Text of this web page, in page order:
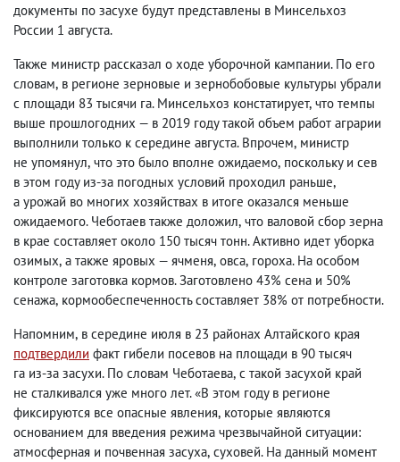
документы по засухе будут представлены в Минсельхоз
России 1 августа.
Также министр рассказал о ходе уборочной кампании. По его
словам, в регионе зерновые и зернобобовые культуры убрали
с площади 83 тысячи га. Минсельхоз констатирует, что темпы
выше прошлогодних — в 2019 году такой объем работ аграрии
выполнили только к середине августа. Впрочем, министр
не упомянул, что это было вполне ожидаемо, поскольку и сев
в этом году из-за погодных условий проходил раньше,
а урожай во многих хозяйствах в итоге оказался меньше
ожидаемого. Чеботаев также доложил, что валовой сбор зерна
в крае составляет около 150 тысяч тонн. Активно идет уборка
озимых, а также яровых — ячменя, овса, гороха. На особом
контроле заготовка кормов. Заготовлено 43% сена и 50%
сенажа, кормообеспеченность составляет 38% от потребности.
Напомним, в середине июля в 23 районах Алтайского края
подтвердили факт гибели посевов на площади в 90 тысяч
га из-за засухи. По словам Чеботаева, с такой засухой край
не сталкивался уже много лет. «В этом году в регионе
фиксируются все опасные явления, которые являются
основанием для введения режима чрезвычайной ситуации:
атмосферная и почвенная засуха, суховей. На данный момент